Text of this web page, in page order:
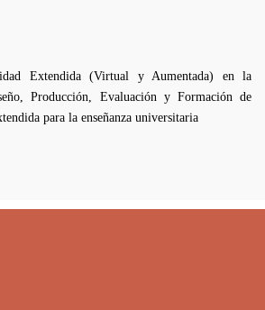
Extendida (Virtual y Aumentada) en la
Producción, Evaluación y Formación de
para la enseñanza universitaria